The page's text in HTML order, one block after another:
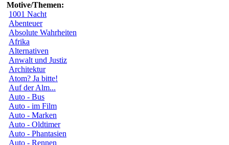
Motive/Themen:
1001 Nacht
Abenteuer
Absolute Wahrheiten
Afrika
Alternativen
Anwalt und Justiz
Architektur
Atom? Ja bitte!
Auf der Alm...
Auto - Bus
Auto - im Film
Auto - Marken
Auto - Oldtimer
Auto - Phantasien
Auto - Rennen